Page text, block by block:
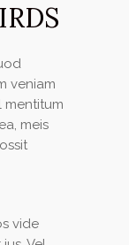
veniam
mentitum
meis
vide